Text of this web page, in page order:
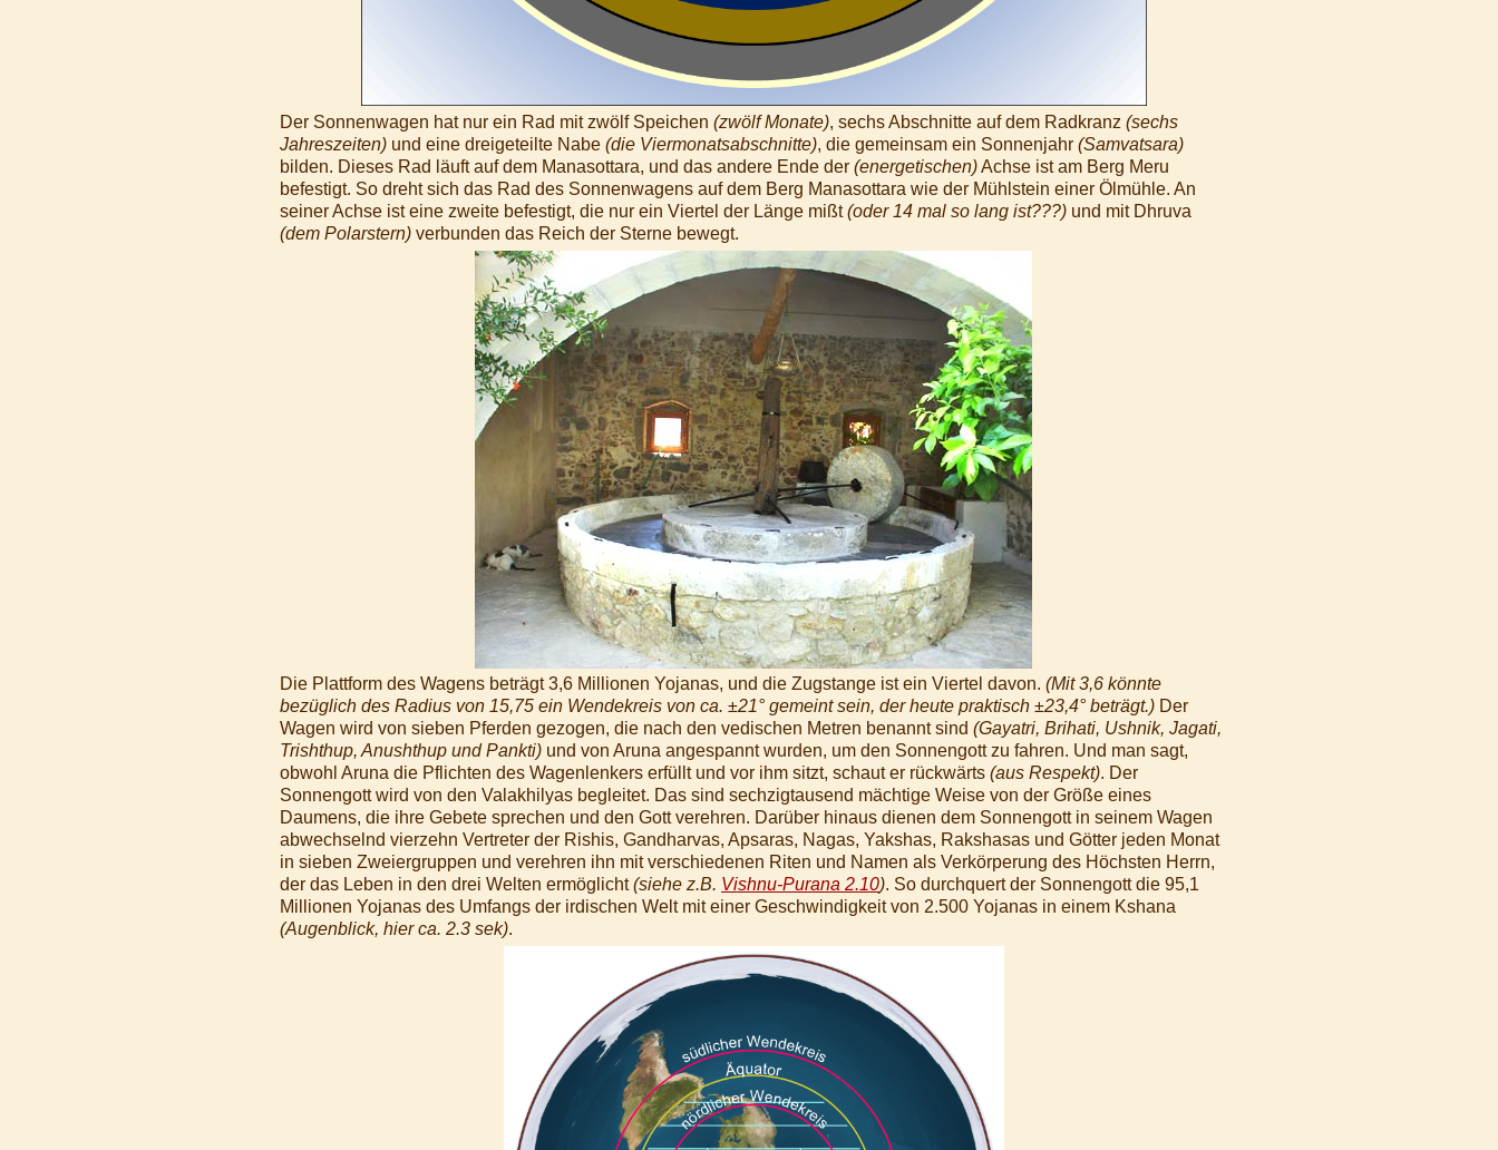
Der Sonnenwagen hat nur ein Rad mit zwölf Speichen (zwölf Monate), sechs Abschnitte auf dem Radkranz (sechs
Jahreszeiten) und eine dreigeteilte Nabe (die Viermonatsabschnitte), die gemeinsam ein Sonnenjahr (Samvatsara)
bilden. Dieses Rad läuft auf dem Manasottara, und das andere Ende der (energetischen)Achse ist am Berg Meru
befestigt. So dreht sich das Rad des Sonnenwagens auf dem Berg Manasottara wie der Mühlstein einer Ölmühle. An
seiner Achse ist eine zweite befestigt, die nur ein Viertel der Länge mißt(oder 14 mal so lang ist???) und mit Dhruva
(dem Polarstern) verbunden das Reich der Sterne bewegt.
Die Plattform des Wagens beträgt 3,6 Millionen Yojanas, und die Zugstange ist ein Viertel davon. (Mit 3,6 könnte
bezüglich des Radius von 15,75 ein Wendekreis von ca. ±21° gemeint sein, der heute praktisch ±23,4° beträgt.) Der
Wagen wird von sieben Pferden gezogen, die nach den vedischen Metren benannt sind (Gayatri, Brihati, Ushnik, Jagati,
Trishthup, Anushthup und Pankti) und von Aruna angespannt wurden, um den Sonnengott zu fahren. Und man sagt,
obwohl Aruna die Pflichten des Wagenlenkers erfüllt und vor ihm sitzt, schaut er rückwärts (aus Respekt). Der
Sonnengott wird von den Valakhilyas begleitet. Das sind sechzigtausend mächtige Weise von der Größe eines
Daumens, die ihre Gebete sprechen und den Gott verehren. Darüber hinaus dienen dem Sonnengott in seinem Wagen
abwechselnd vierzehn Vertreter der Rishis, Gandharvas, Apsaras, Nagas, Yakshas, Rakshasas und Götter jeden Monat
in sieben Zweiergruppen und verehren ihn mit verschiedenen Riten und Namen als Verkörperung des Höchsten Herrn,
der das Leben in den drei Welten ermöglicht(siehe z.B. Vishnu-Purana 2.10). So durchquert der Sonnengott die 95,1
Millionen Yojanas des Umfangs der irdischen Welt mit einer Geschwindigkeit von 2.500 Yojanas in einem Kshana
(Augenblick, hier ca. 2.3 sek).